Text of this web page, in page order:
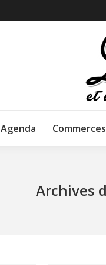
Agenda Commerces
Archives